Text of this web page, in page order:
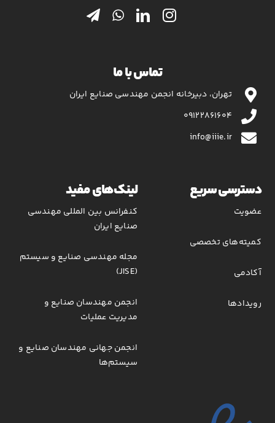
تماس با ما
تهران، دبیرخانه انجمن مهندسی صنایع ایران
۰۹۱۲۲۸۶۱۶۰۴
info@iiie.ir
دسترسی سریع
عضویت
کمیته‌های تخصصی
آکادمی
رویدادها
لینک‌های مفید
کنفرانس بین المللی مهندسی
صنایع ایران
مجله مهندسی صنایع و سیستم
(JISE)
انجمن مهندسان صنایع و
مدیریت عملیات
انجمن جهانی مهندسان صنایع و
سیستم‌ها